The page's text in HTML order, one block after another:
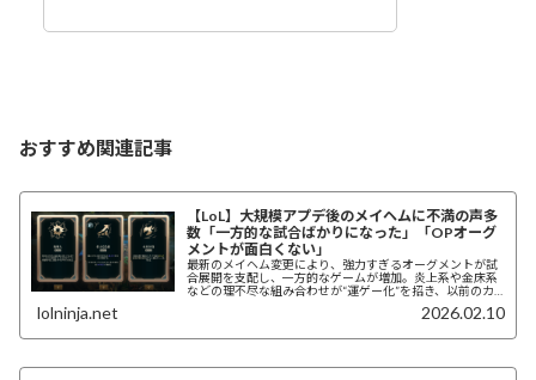
おすすめ関連記事
【LoL】大規模アプデ後のメイヘムに不満の声多
数「一方的な試合ばかりになった」「OPオーグ
メントが面白くない」
最新のメイヘム変更により、強力すぎるオーグメントが試
合展開を支配し、一方的なゲームが増加。炎上系や金床系
などの理不尽な組み合わせが“運ゲー化”を招き、以前のカ
lolninja.net 2026.02.10